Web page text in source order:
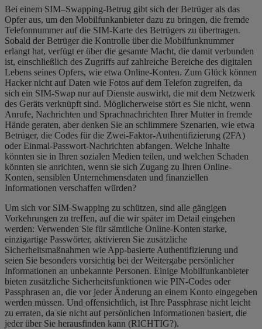
Bei einem SIM–Swapping-Betrug gibt sich der Betrüger als das
Opfer aus, um den Mobilfunkanbieter dazu zu bringen, die fremde
Telefonnummer auf die SIM-Karte des Betrügers zu übertragen.
Sobald der Betrüger die Kontrolle über die Mobilfunknummer
erlangt hat, verfügt er über die gesamte Macht, die damit verbunden
ist, einschließlich des Zugriffs auf zahlreiche Bereiche des digitalen
Lebens seines Opfers, wie etwa Online-Konten. Zum Glück können
Hacker nicht auf Daten wie Fotos auf dem Telefon zugreifen, da
sich ein SIM-Swap nur auf Dienste auswirkt, die mit dem Netzwerk
des Geräts verknüpft sind. Möglicherweise stört es Sie nicht, wenn
Anrufe, Nachrichten und Sprachnachrichten Ihrer Mutter in fremde
Hände geraten, aber denken Sie an schlimmere Szenarien, wie etwa
Betrüger, die Codes für die Zwei-Faktor-Authentifizierung (2FA)
oder Einmal-Passwort-Nachrichten abfangen. Welche Inhalte
könnten sie in Ihren sozialen Medien teilen, und welchen Schaden
könnten sie anrichten, wenn sie sich Zugang zu Ihren Online-
Konten, sensiblen Unternehmensdaten und finanziellen
Informationen verschaffen würden?
Um sich vor SIM-Swapping zu schützen, sind alle gängigen
Vorkehrungen zu treffen, auf die wir später im Detail eingehen
werden: Verwenden Sie für sämtliche Online-Konten starke,
einzigartige Passwörter, aktivieren Sie zusätzliche
Sicherheitsmaßnahmen wie App-basierte Authentifizierung und
seien Sie besonders vorsichtig bei der Weitergabe persönlicher
Informationen an unbekannte Personen. Einige Mobilfunkanbieter
bieten zusätzliche Sicherheitsfunktionen wie PIN-Codes oder
Passphrasen an, die vor jeder Änderung an einem Konto eingegeben
werden müssen. Und offensichtlich, ist Ihre Passphrase nicht leicht
zu erraten, da sie nicht auf persönlichen Informationen basiert, die
jeder über Sie herausfinden kann (RICHTIG?).